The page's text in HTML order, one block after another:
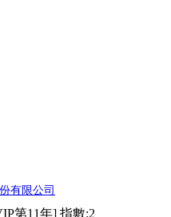
有限公司
第11年] 指數:2